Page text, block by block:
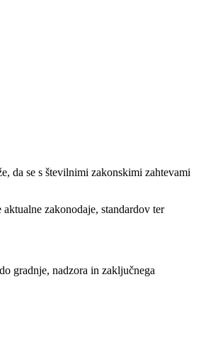
da se s številnimi zakonskimi zahtevami
zakonodaje, standardov ter
gradnje, nadzora in zaključnega